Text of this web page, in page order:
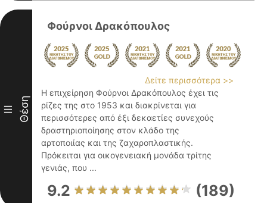
III Θέση
Φούρνοι Δρακόπουλος
Δείτε περισσότερα >>
Η επιχείρηση Φούρνοι Δρακόπουλος έχει τις
ρίζες της στο 1953 και διακρίνεται για
περισσότερες από έξι δεκαετίες συνεχούς
δραστηριοποίησης στον κλάδο της
αρτοποιίας και της ζαχαροπλαστικής.
Πρόκειται για οικογενειακή μονάδα τρίτης
γενιάς, που ...
9.2 (189)